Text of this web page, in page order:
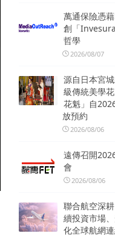
萬通保險憑
創「
哲學
2026/08/07
源自日本宮
級傳統美學
花魁」自
放預約
2026/08/06
遠傳召開
會
2026/08/06
聯合航空深
續投資市場
化全球航網